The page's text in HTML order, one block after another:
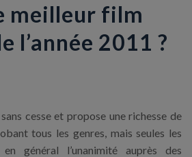
meilleur film
l’année 2011 ?
cesse et propose une richesse de
tous les genres, mais seules les
général l’unanimité auprès des